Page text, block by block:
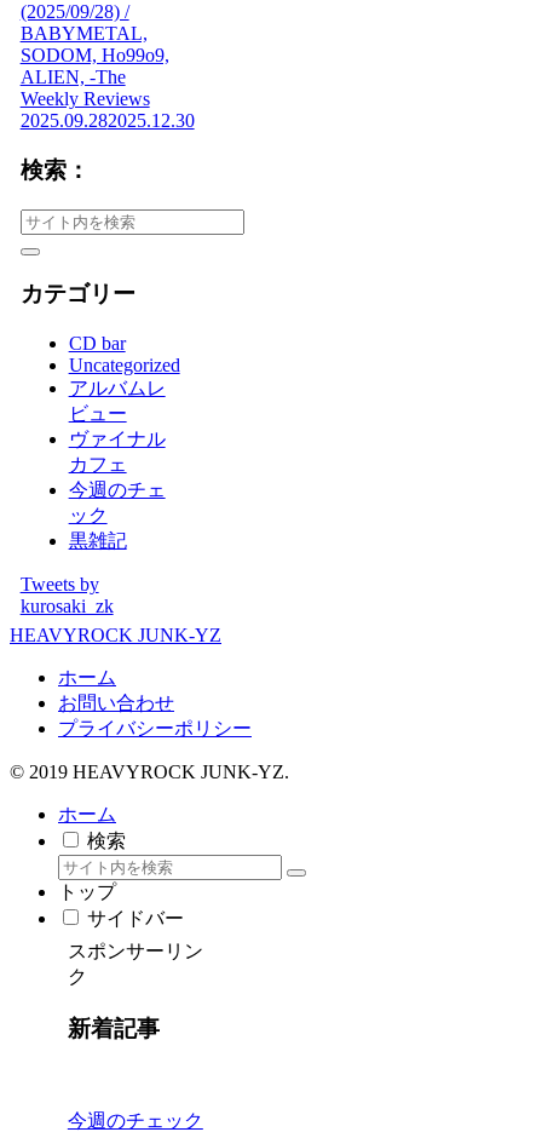
(2025/09/28) /
BABYMETAL,
SODOM, Ho99o9,
ALIEN, -The
Weekly Reviews
2025.09.282025.12.30
検索：
カテゴリー
CD bar
Uncategorized
アルバムレ
ビュー
ヴァイナル
カフェ
今週のチェ
ック
黒雑記
Tweets by
kurosaki_zk
HEAVYROCK JUNK-YZ
ホーム
お問い合わせ
プライバシーポリシー
© 2019 HEAVYROCK JUNK-YZ.
ホーム
検索
トップ
サイドバー
スポンサーリン
ク
新着記事
今週のチェック